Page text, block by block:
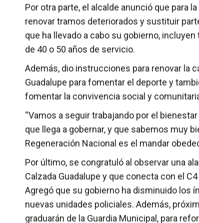
Por otra parte, el alcalde anunció que para
renovar tramos deteriorados y sustituir
que ha llevado a cabo su gobierno,
de 40 o 50 años de servicio.
Además, dio instrucciones para renovar la
Guadalupe para fomentar el deporte y
fomentar la convivencia social y
“Vamos a seguir trabajando por el
que llega a gobernar, y que sabemos muy
Regeneración Nacional es el mandar
Por último, se congratuló al observar una
Calzada Guadalupe y que conecta con el
Agregó que su gobierno ha disminuido los
nuevas unidades policiales. Además,
graduarán de la Guardia Municipal, para